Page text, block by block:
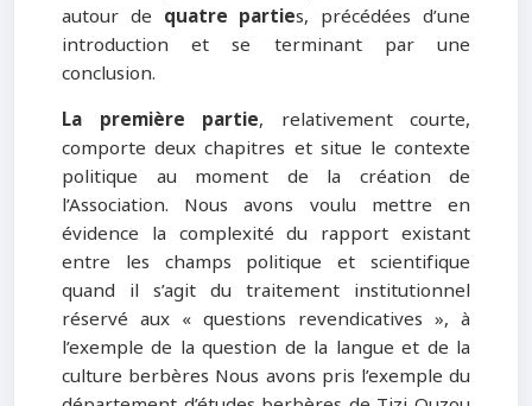
autour de quatre parties, précédées d’une
introduction et se terminant par une
conclusion.
La première partie, relativement courte,
comporte deux chapitres et situe le contexte
politique au moment de la création de
l’Association. Nous avons voulu mettre en
évidence la complexité du rapport existant
entre les champs politique et scientifique
quand il s’agit du traitement institutionnel
réservé aux « questions revendicatives », à
l’exemple de la question de la langue et de la
culture berbères Nous avons pris l’exemple du